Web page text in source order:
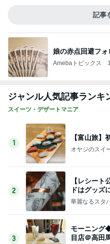
記事
娘の赤点回避フ
Amebaトピックス
ジャンル人気記事ランキ
スイーツ・デザートマニア
1
【富山旅】
オヤジのスイ
2
【レシート
ドはグッズ
1円に
華麗なるスタ
3
モーニング
目店＠高田